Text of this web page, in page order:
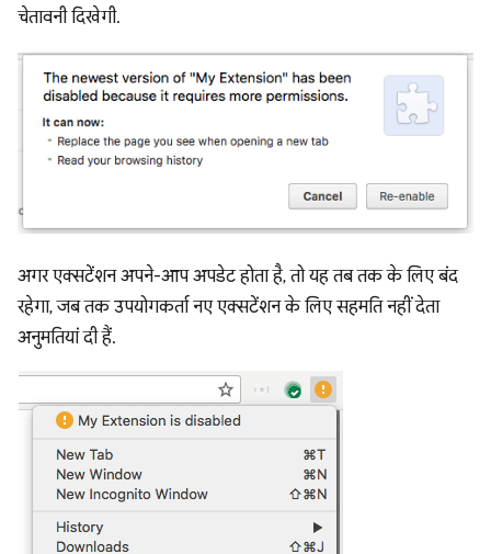
चेतावनी दिखेगी.
अगर एक्सटेंशन अपने-आप अपडेट होता है, तो यह तब तक के लिए बंद
रहेगा, जब तक उपयोगकर्ता नए एक्सटेंशन के लिए सहमति नहीं देता
अनुमतियां दी हैं.